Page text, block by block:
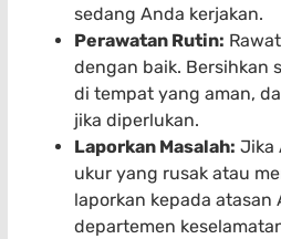
sedang Anda kerjakan.
Perawatan Rutin:
dengan baik. Bersihkan
di tempat yang aman,
jika diperlukan.
Laporkan Masalah: Jika
ukur yang rusak atau
laporkan kepada atasan
departemen